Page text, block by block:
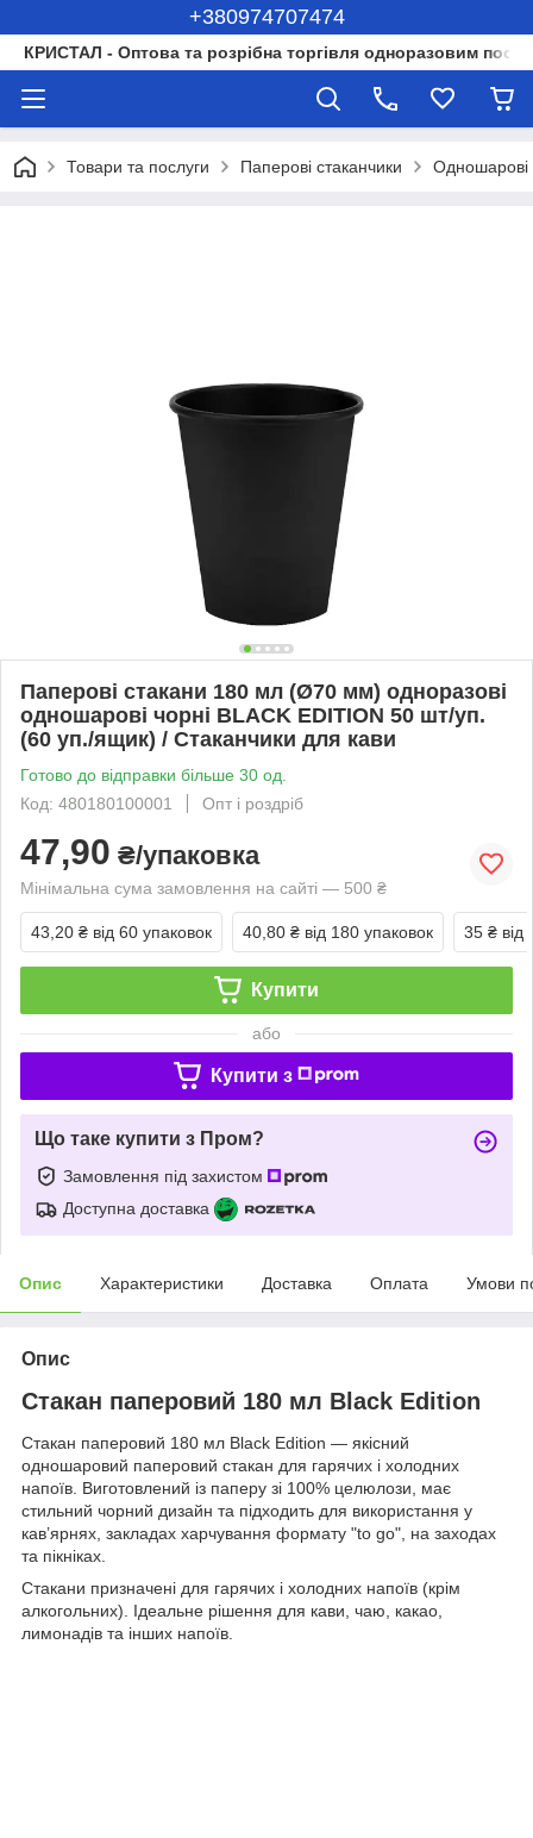
+380974707474
КРИСТАЛ - Оптова та розрібна торгівля одноразовим
Товари та послуги Паперові стаканчики Одношарові
Паперові стакани 180 мл (Ø70 мм) одноразові
одношарові чорні BLACK EDITION 50 шт/уп.
(60 уп./ящик) / Стаканчики для кави
Готово до відправки більше 30 од.
Код: 480180100001
Опт і роздріб
47,90 ₴/упаковка
Мінімальна сума замовлення на сайті — 500 ₴
43,20 ₴ від 60 упаковок 40,80 ₴ від 180 упаковок 35 ₴ від
Купити
або
Купити з
Що таке купити з Пром?
Замовлення під захистом
Доступна доставка
Опис Характеристики Доставка Оплата Умови
Опис
Стакан паперовий 180 мл Black Edition
Стакан паперовий 180 мл Black Edition — якісний
одношаровий паперовий стакан для гарячих і холодних
напоїв. Виготовлений із паперу зі 100% целюлози, має
стильний чорний дизайн та підходить для використання у
кав’ярнях, закладах харчування формату "to go", на заходах
та пікніках.
Стакани призначені для гарячих і холодних напоїв (крім
алкогольних). Ідеальне рішення для кави, чаю, какао,
лимонадів та інших напоїв.